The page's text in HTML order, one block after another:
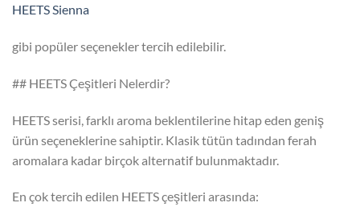
HEETS Sienna
gibi popüler seçenekler tercih edilebilir.
## HEETS Çeşitleri Nelerdir?
HEETS serisi, farklı aroma beklentilerine hitap eden geniş
ürün seçeneklerine sahiptir. Klasik tütün tadından ferah
aromalara kadar birçok alternatif bulunmaktadır.
En çok tercih edilen HEETS çeşitleri arasında: